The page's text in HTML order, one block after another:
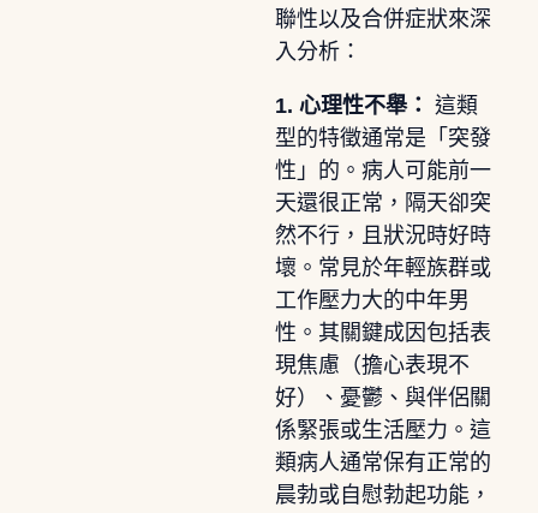
聯性以及合併症狀來深
入分析：
1. 心理性不舉： 這類
型的特徵通常是「突發
性」的。病人可能前一
天還很正常，隔天卻突
然不行，且狀況時好時
壞。常見於年輕族群或
工作壓力大的中年男
性。其關鍵成因包括表
現焦慮（擔心表現不
好）、憂鬱、與伴侶關
係緊張或生活壓力。這
類病人通常保有正常的
晨勃或自慰勃起功能，